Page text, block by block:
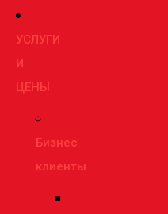
УСЛУГИ
И
ЦЕНЫ
Бизнес
клиенты